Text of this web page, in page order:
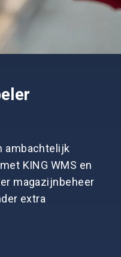
ambachtelijk
KING WMS en
magazijnbeheer
extra